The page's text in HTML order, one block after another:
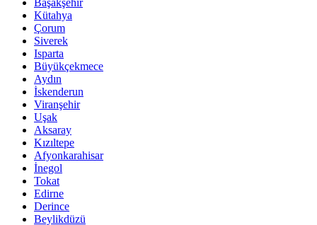
Kütahya
Çorum
Siverek
Isparta
Büyükçekmece
Aydın
İskenderun
Viranşehir
Uşak
Aksaray
Kızıltepe
Afyonkarahisar
İnegol
Tokat
Edirne
Derince
Beylikdüzü